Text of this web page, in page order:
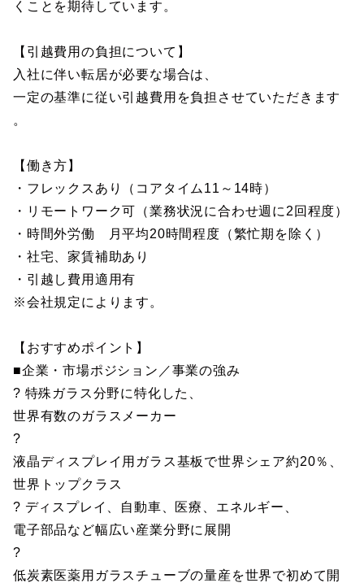
くことを期待しています。
【引越費用の負担について】
入社に伴い転居が必要な場合は、
一定の基準に従い引越費用を負担させていただきます
。
【働き方】
・フレックスあり（コアタイム11～14時）
・リモートワーク可（業務状況に合わせ週に2回程度）
・時間外労働 月平均20時間程度（繁忙期を除く）
・社宅、家賃補助あり
・引越し費用適用有
※会社規定によります。
【おすすめポイント】
■企業・市場ポジション／事業の強み
? 特殊ガラス分野に特化した、
世界有数のガラスメーカー
?
液晶ディスプレイ用ガラス基板で世界シェア約20％、
世界トップクラス
? ディスプレイ、自動車、医療、エネルギー、
電子部品など幅広い産業分野に展開
?
低炭素医薬用ガラスチューブの量産を世界で初めて開